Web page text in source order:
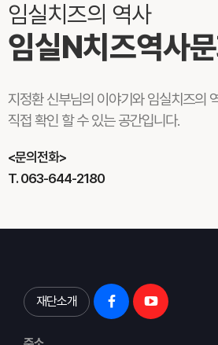
임실치즈의 역사
임실N치즈역사
지정환 신부님의 이야기와 임실치즈의
직접 확인 할 수 있는 공간입니다.
<문의전화>
T. 063-644-2180
재단소개